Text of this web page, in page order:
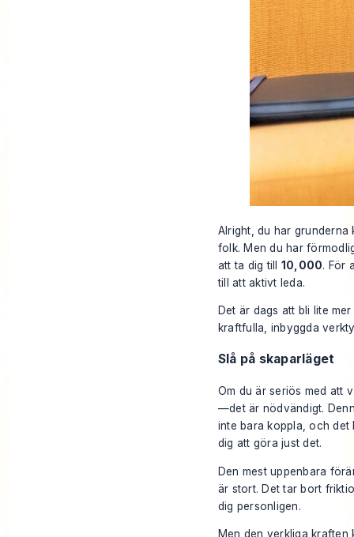
Alright, du har
folk. Men du har
att ta dig till 10,000. För
till att aktivt leda.
Det är dags att bli lite
kraftfulla, inbyggda
Slå på skaparläget
Om du är seriös med att
—det är nödvändigt.
inte bara koppla, och det
dig att göra just det.
Den mest uppenbara
är stort. Det tar bort
dig personligen.
Men den verkliga kraften